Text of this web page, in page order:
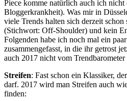
Piece komme natürlich auch ich nicht
Bloggerkrankheit). Was mir in
viele Trends halten sich derzeit schon
(Stichwort: Off-Shoulder) und kein
Folgenden habe ich noch mal ein
zusammengefasst, in die ihr getrost
auch 2017 nicht vom
Streifen: Fast schon ein Klassiker,
darf. 2017 wird man Streifen auch
finden: